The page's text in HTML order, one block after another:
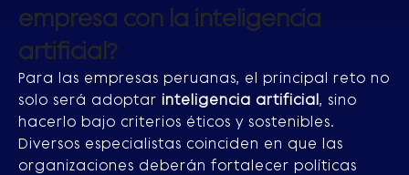
empresa con la inteligencia
artificial?
Para las empresas peruanas, el principal reto no
solo será adoptar inteligencia artificial, sino
hacerlo bajo criterios éticos y sostenibles.
Diversos especialistas coinciden en que las
organizaciones deberán fortalecer políticas